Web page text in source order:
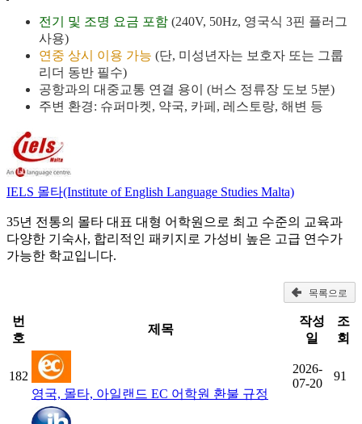
전기 및 조명 요금 포함 (240V, 50Hz, 영국식 3핀 플러그
사용)
연중 상시 이용 가능 (단, 미성년자는 보호자 또는 그룹
리더 동반 필수)
공항과의 대중교통 연결 용이 (버스 정류장 도보 5분)
주변 환경: 슈퍼마켓, 약국, 카페, 레스토랑, 해변 등
IELS 몰타(Institute of English Language Studies Malta)
35년 전통의 몰타 대표 대형 어학원으로 최고 수준의 교육과
다양한 기숙사, 합리적인 패키지로 가성비 높은 고급 연수가
가능한 학교입니다.
목록으로
번
호
제목
작성
일
조
회
182
영국, 몰타, 아일랜드 EC 어학원 환불 규정
2026-
07-20
91